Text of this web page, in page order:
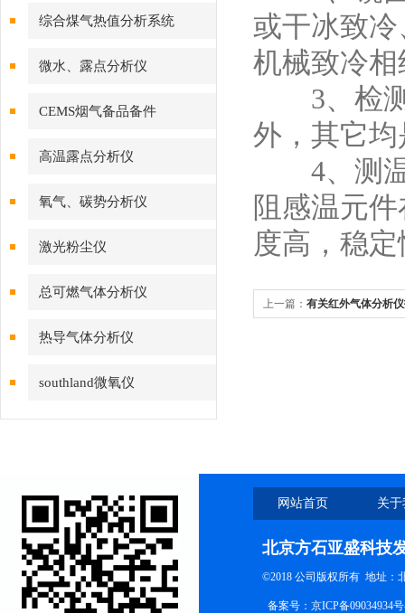
综合煤气热值分析系统
微水、露点分析仪
CEMS烟气备品备件
高温露点分析仪
氧气、碳势分析仪
激光粉尘仪
总可燃气体分析仪
热导气体分析仪
southland微氧仪
或干冰致
机械致冷
3、检测
外，其它
4、测温
阻感温元
度高，稳
上一篇： 有关红外气体分析
网站首页 关
北京方石亚盛科技
©2018 公司版权所有 地址：
备案号： 京ICP备09034934